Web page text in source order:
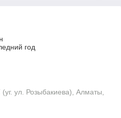
год
ул. Розыбакиева), Алматы,